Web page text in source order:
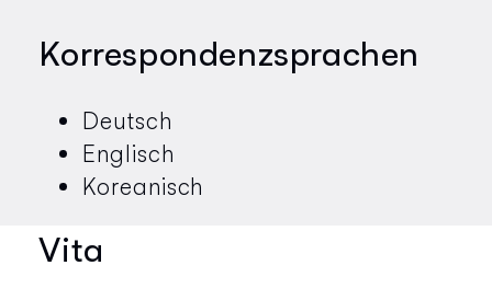
Korrespondenzsprachen
Deutsch
Englisch
Koreanisch
Vita